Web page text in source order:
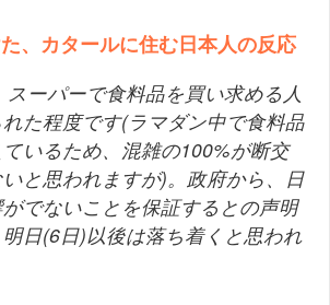
、カタールに住む日本人の反応
スーパーで食料品を買い求める人
た程度です(ラマダン中で食料品
いるため、混雑の100%が断交
と思われますが)。政府から、日
でないことを保証するとの声明
日(6日)以後は落ち着くと思われ